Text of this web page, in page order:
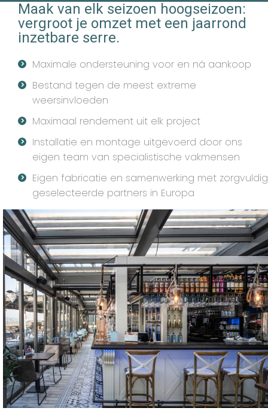
Maak van elk seizoen hoogseizoen:
vergroot je omzet met een jaarrond
inzetbare serre.
Maximale ondersteuning voor en ná aankoop
Bestand tegen de meest extreme
weersinvloeden
Maximaal rendement uit elk project
Installatie en montage uitgevoerd door ons
eigen team van specialistische vakmensen
Eigen fabricatie en samenwerking met zorgvuldig
geselecteerde partners in Europa